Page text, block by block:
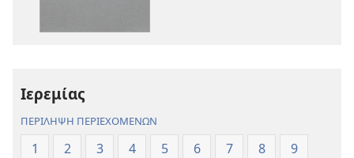
2017)2017)
Ιερεμίας
ΠΕΡΙΛΗΨΗ ΠΕΡΙΕΧΟΜΕΝΩΝ
1 2 3 4 5 6 7 8
9